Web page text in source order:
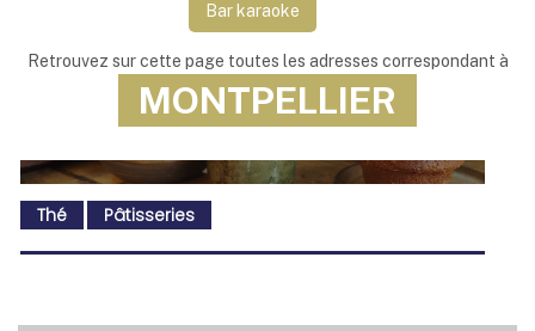
Bar karaoke
Retrouvez sur cette page toutes les adresses correspondant à
MONTPELLIER
Thé Pâtisseries